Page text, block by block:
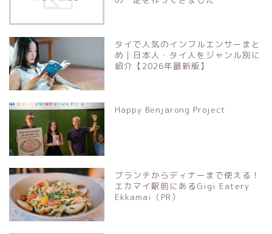
タイで人気のインフルエンサーまと
め｜日本人・タイ人をジャンル別に
紹介【2026年最新版】
Happy Benjarong Project
ブランチからディナーまで使える！
エカマイ駅前にあるGigi Eatery
Ekkamai（PR）